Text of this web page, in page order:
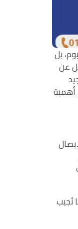
بل
عن
أهمية
نُجيب